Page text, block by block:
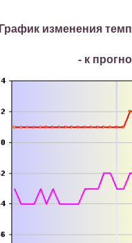
График изменения
- к